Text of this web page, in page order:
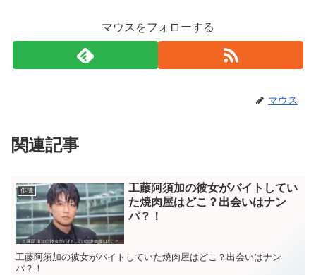
マウスをフォローする
マウス
関連記事
俳優
工藤阿須加の彼女がバイトしてい
た焼肉屋はどこ？出会いはナン
パ？！
工藤阿須加の彼女がバイトしていた焼肉屋はどこ？出会いはナン
パ？！